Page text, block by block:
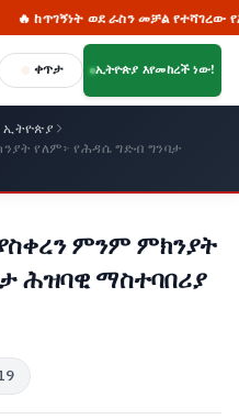
ወደ ራስን መቻል የተሻገረው የኢትዮጵያ
ቀጥታ ኢትዮጵያ እየመከረች ነው!
ኢትዮጵያ
የለም፦ የሕዳሴ ግድብ ግንባታ
ምንም ምክንያት
ሕዝባዊ ማስተባበሪያ